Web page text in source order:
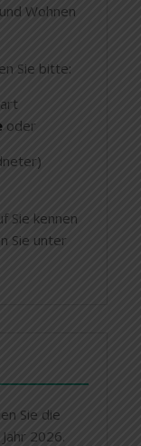
Wohnen
Sie bitte:
oder
Sie kennen
Sie unter
Sie die
2026.